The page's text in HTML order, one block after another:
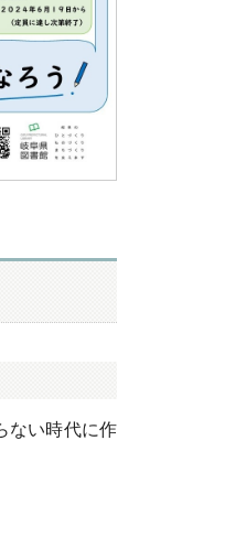
ない時代に作